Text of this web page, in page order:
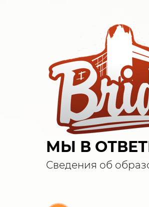
МЫ В
Сведения об